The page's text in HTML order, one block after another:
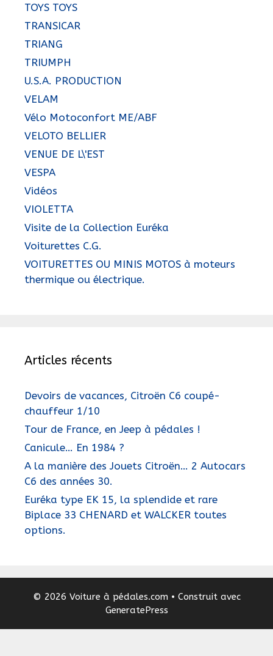
TOYS TOYS
TRANSICAR
TRIANG
TRIUMPH
U.S.A. PRODUCTION
VELAM
Vélo Motoconfort ME/ABF
VELOTO BELLIER
VENUE DE L\'EST
VESPA
Vidéos
VIOLETTA
Visite de la Collection Euréka
Voiturettes C.G.
VOITURETTES OU MINIS MOTOS à moteurs
thermique ou électrique.
Articles récents
Devoirs de vacances, Citroën C6 coupé-
chauffeur 1/10
Tour de France, en Jeep à pédales !
Canicule… En 1984 ?
A la manière des Jouets Citroën… 2 Autocars
C6 des années 30.
Euréka type EK 15, la splendide et rare
Biplace 33 CHENARD et WALCKER toutes
options.
© 2026 Voiture à pédales.com • Construit avec
GeneratePress